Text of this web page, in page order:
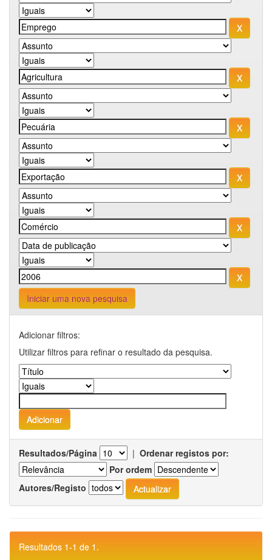
Iniciar uma nova pesquisa
Adicionar filtros:
Utilizar filtros para refinar o resultado da pesquisa.
Resultados/Página | Ordenar registos por:
Por ordem
Autores/Registo
Resultados 1-1 de 1.